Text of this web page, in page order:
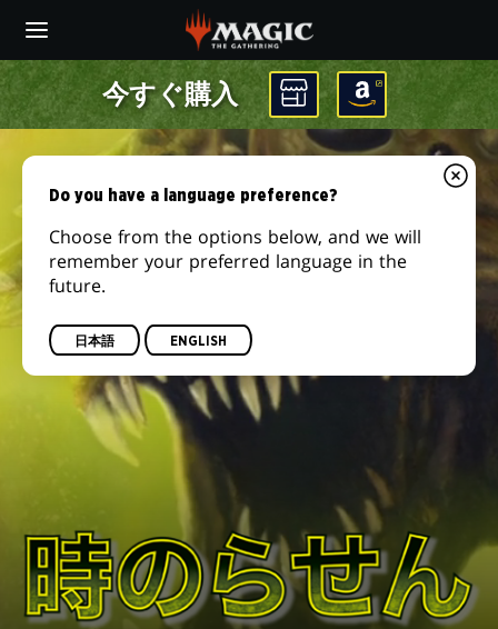
main
content
今すぐ購入
Do you have a language preference?
Choose from the options below, and we will
remember your preferred language in the
future.
日本語 ENGLISH